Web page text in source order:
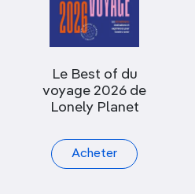
Le Best of du
voyage 2026 de
Lonely Planet
Acheter